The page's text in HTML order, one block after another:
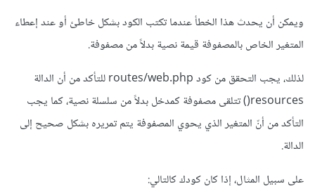
ويمكن أن يحدث هذا الخطأ عندما تكتب الكود بشكل خاطئ أو عند إعطاء
المتغير الخاص بالمصفوفة قيمة نصية بدلاً من مصفوفة.
لذلك، يجب التحقق من كود routes/web.php للتأكد من أن الدالة
resources() تتلقى مصفوفة كمدخل بدلاً من سلسلة نصية، كما يجب
التأكد من أنّ المتغير الذي يحوي المصفوفة يتم تمريره بشكل صحيح إلى
الدالة.
على سبيل المثال، إذا كان كودك كالتالي: